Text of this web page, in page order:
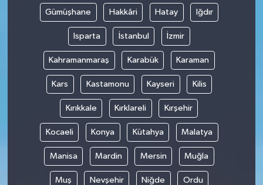
Gümüşhane Hakkâri Hatay Iğdır
Isparta İstanbul İzmir
Kahramanmaraş Karabük Karaman
Kars Kastamonu Kayseri Kilis
Kırıkkale Kırklareli Kırşehir
Kocaeli Konya Kütahya Malatya
Manisa Mardin Mersin Muğla
Muş Nevşehir Niğde Ordu